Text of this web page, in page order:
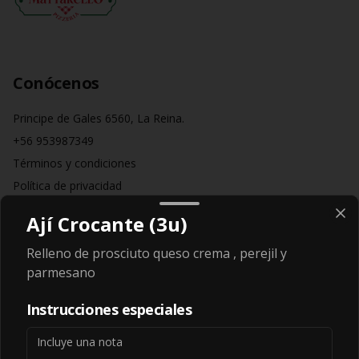
Conócenos
Principe de Gales 6560, La Reina.
+56 953987349
Términos y condiciones
Política de privacidad
Redes sociales
Instagram
Facebook
Mi cuenta
Ají Crocante (3u)
Relleno de prosciuto queso crema , perejil y
parmesano
Instrucciones especiales